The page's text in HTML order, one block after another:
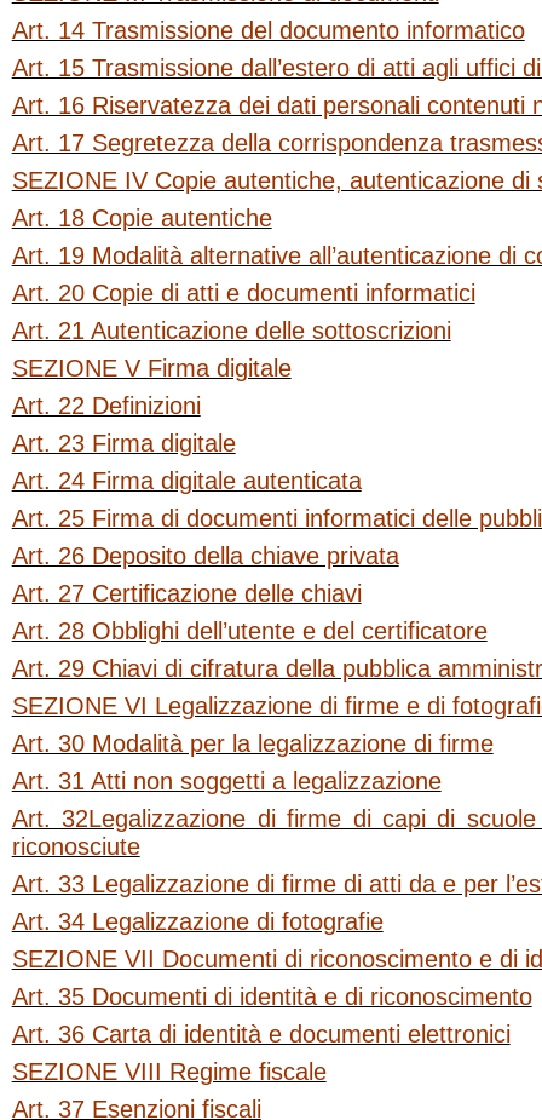
Art. 14 Trasmissione del documento informatico
Art. 15 Trasmissione dall’estero di atti agli uffici
Art. 16 Riservatezza dei dati personali contenuti
Art. 17 Segretezza della corrispondenza
SEZIONE IV Copie autentiche, autenticazione di
Art. 18 Copie autentiche
Art. 19 Modalità alternative all’autenticazione di
Art. 20 Copie di atti e documenti informatici
Art. 21 Autenticazione delle sottoscrizioni
SEZIONE V Firma digitale
Art. 22 Definizioni
Art. 23 Firma digitale
Art. 24 Firma digitale autenticata
Art. 25 Firma di documenti informatici delle
Art. 26 Deposito della chiave privata
Art. 27 Certificazione delle chiavi
Art. 28 Obblighi dell’utente e del certificatore
Art. 29 Chiavi di cifratura della pubblica
SEZIONE VI Legalizzazione di firme e di
Art. 30 Modalità per la legalizzazione di firme
Art. 31 Atti non soggetti a legalizzazione
Art. 32Legalizzazione di firme di capi di
riconosciute
Art. 33 Legalizzazione di firme di atti da e per
Art. 34 Legalizzazione di fotografie
SEZIONE VII Documenti di riconoscimento e di
Art. 35 Documenti di identità e di riconoscimento
Art. 36 Carta di identità e documenti elettronici
SEZIONE VIII Regime fiscale
Art. 37 Esenzioni fiscali